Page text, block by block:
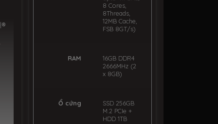
8 Cores,
8Threads,
12MB Cache,
FSB 8GT/s)
RAM
16GB DDR4
2666MHz (2
x 8GB)
Ổ cứng
SSD 256GB
M.2 PCIe +
HDD 1TB